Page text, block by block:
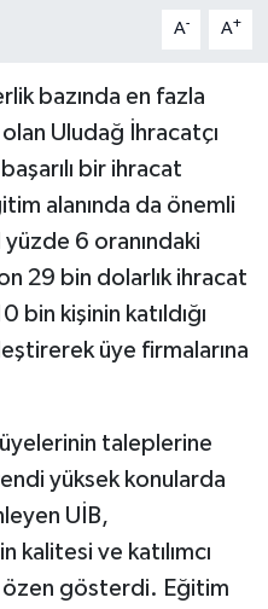
A- A+
bazında en fazla
Uludağ İhracatçı
bir ihracat
alanında da önemli
6 oranındaki
29 bin dolarlık ihracat
bin kişinin katıldığı
üye firmalarına
taleplerine
yüksek konularda
UİB,
ve katılımcı
özen gösterdi. Eğitim